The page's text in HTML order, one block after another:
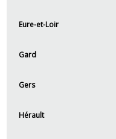
Eure-et-Loir
Gard
Gers
Hérault